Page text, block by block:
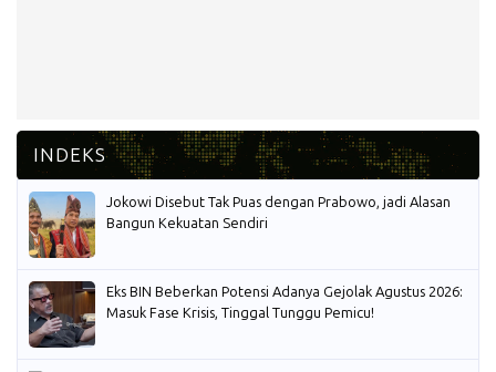
Jokowi Disebut Tak Puas dengan Prabowo, jadi Alasan
Bangun Kekuatan Sendiri
Eks BIN Beberkan Potensi Adanya Gejolak Agustus 2026:
Masuk Fase Krisis, Tinggal Tunggu Pemicu!